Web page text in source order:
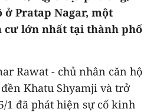
Pratap Nagar, một
cư lớn nhất tại thành phố
Rawat - chủ nhân căn hộ
Khatu Shyamji và trở
1 đã phát hiện sự cố kinh